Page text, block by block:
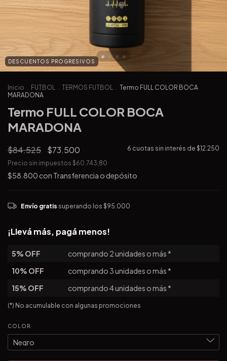
DESCUENTOS PROGRESIVOS
Inicio . FUTBOL . TERMOS FUTBOL . Termo FULL COLOR BOCA
MARADONA
Termo FULL COLOR BOCA
MARADONA
$84.525 $73.500 6 cuotas sin interés de $12.250
Precio sin impuestos $60.743,80
$58.800 con Transferencia o depósito
Envío gratis superando los $95.000
¡Llevá más, pagá menos!
5% OFF
comprando 2 unidades o más *
10% OFF
comprando 3 unidades o más *
15% OFF
comprando 4 unidades o más *
(*) No acumulable con algunas promociones
COLOR